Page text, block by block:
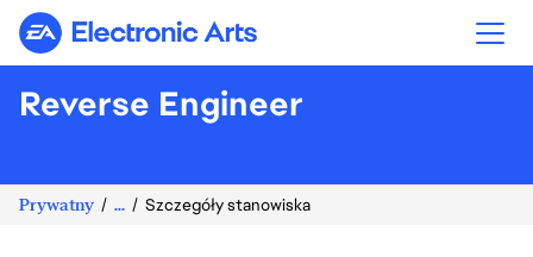
Electronic Arts
Reverse Engineer
Prywatny ... Szczegóły stanowiska